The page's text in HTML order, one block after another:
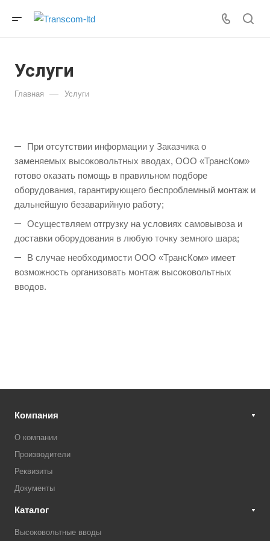
Услуги
Главная — Услуги
При отсутствии информации у Заказчика о
заменяемых высоковольтных вводах, ООО «ТрансКом»
готово оказать помощь в правильном подборе
оборудования, гарантирующего беспроблемный монтаж и
дальнейшую безаварийную работу;
Осуществляем отгрузку на условиях самовывоза и
доставки оборудования в любую точку земного шара;
В случае необходимости ООО «ТрансКом» имеет
возможность организовать монтаж высоковольтных
вводов.
Компания
О компании
Производители
Реквизиты
Документы
Каталог
Высоковольтные вводы